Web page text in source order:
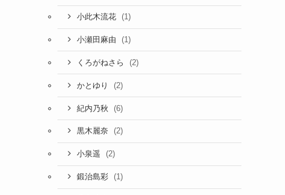
小此木流花 (1)
小瀬田麻由 (1)
くろがねさら (2)
かとゆり (2)
紀内乃秋 (6)
黒木麗奈 (2)
小泉遥 (2)
鍛治島彩 (1)